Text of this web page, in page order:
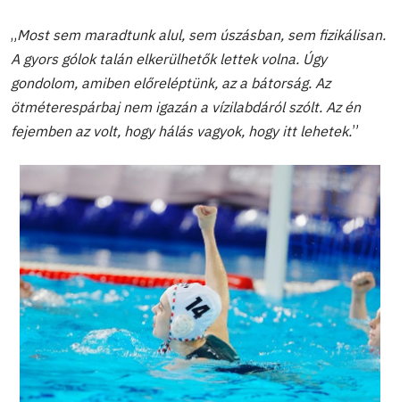
„Most sem maradtunk alul, sem úszásban, sem fizikálisan.
A gyors gólok talán elkerülhetők lettek volna. Úgy
gondolom, amiben előreléptünk, az a bátorság. Az
ötméterespárbaj nem igazán a vízilabdáról szólt. Az én
fejemben az volt, hogy hálás vagyok, hogy itt lehetek.”